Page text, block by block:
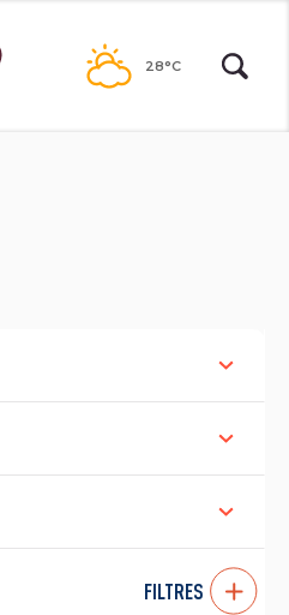
28°C
FILTRES